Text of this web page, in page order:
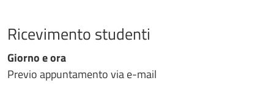
Ricevimento studenti
Giorno e ora
Previo appuntamento via e-mail